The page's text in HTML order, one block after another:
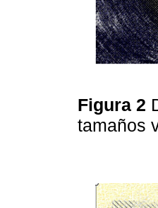
Figura 2
tamaños